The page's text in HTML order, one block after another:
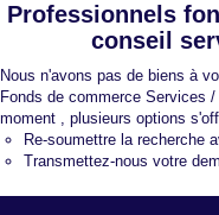
Professionnels
conseil
Nous n'avons pas de biens à
Fonds de commerce Services
moment , plusieurs options
Re-soumettre la recherche
Transmettez-nous votre